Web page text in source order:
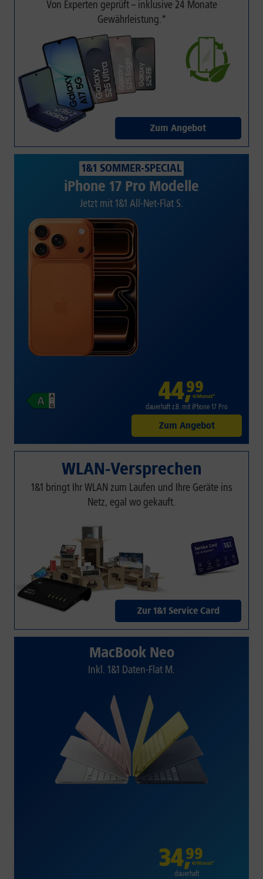
Von Experten geprüft – inklusive 24 Monate
Gewährleistung.*
Zum Angebot
1&1 SOMMER-SPECIAL
iPhone 17 Pro Modelle
Jetzt mit 1&1 All-Net-Flat S.
44,99
€/Monat*
dauerhaft z.B. mit iPhone 17 Pro
Zum Angebot
WLAN-Versprechen
1&1 bringt Ihr WLAN zum Laufen und Ihre Geräte ins
Netz, egal wo gekauft.
Zur 1&1 Service Card
MacBook Neo
Inkl. 1&1 Daten-Flat M.
34,99
€/Monat*
dauerhaft